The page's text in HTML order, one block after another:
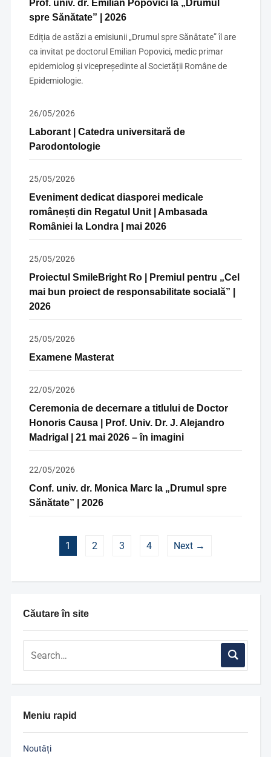
Căutare în site
Meniu rapid
Noutăți
Prof. univ. dr. Emilian Popovici la „Drumul
spre Sănătate” | 2026
Ediția de astăzi a emisiunii „Drumul spre Sănătate” îl are
ca invitat pe doctorul Emilian Popovici, medic primar
epidemiolog și vicepreședinte al Societății Române de
Epidemiologie.
26/05/2026
Laborant | Catedra universitară de
Parodontologie
25/05/2026
Eveniment dedicat diasporei medicale
românești din Regatul Unit | Ambasada
României la Londra | mai 2026
25/05/2026
Proiectul SmileBright Ro | Premiul pentru „Cel
mai bun proiect de responsabilitate socială” |
2026
25/05/2026
Examene Masterat
22/05/2026
Ceremonia de decernare a titlului de Doctor
Honoris Causa | Prof. Univ. Dr. J. Alejandro
Madrigal | 21 mai 2026 – în imagini
22/05/2026
Conf. univ. dr. Monica Marc la „Drumul spre
Sănătate” | 2026
1 2 3 4 Next →